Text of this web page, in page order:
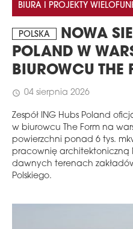
BIURA I PROJEKTY
POLSKA
NOWA
POLAND W
BIUROWCU THE
schedule 04 sierpnia 2026
Zespół ING Hubs Poland
w biurowcu The Form na
powierzchni ponad 6 tys.
pracownię architektoniczną
dawnych terenach
Polskiego.